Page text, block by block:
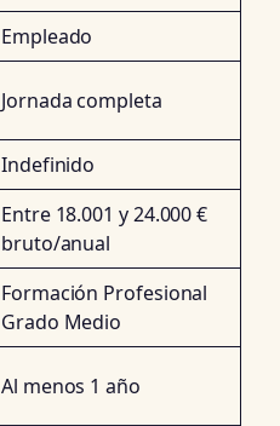
Empleado
Jornada completa
Indefinido
Entre 18.001 y 24.000 €
bruto/anual
Formación Profesional
Grado Medio
Al menos 1 año